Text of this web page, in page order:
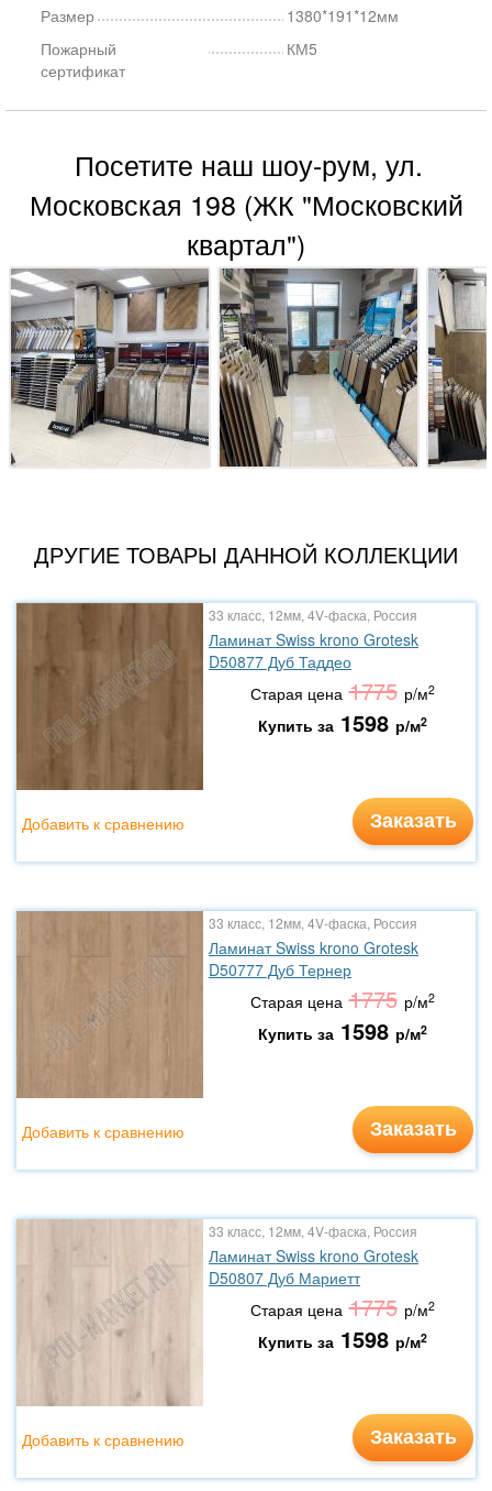
Размер
1380*191*12мм
Пожарный
сертификат
КМ5
Посетите наш шоу-рум, ул.
Московская 198 (ЖК "Московский
квартал")
ДРУГИЕ ТОВАРЫ ДАННОЙ КОЛЛЕКЦИИ
33 класс, 12мм, 4V-фаска, Россия
Ламинат Swiss krono Grotesk
D50877 Дуб Таддео
Старая цена 1775 р/м2
Купить за 1598 р/м2
Заказать
Добавить к сравнению
33 класс, 12мм, 4V-фаска, Россия
Ламинат Swiss krono Grotesk
D50777 Дуб Тернер
Старая цена 1775 р/м2
Купить за 1598 р/м2
Заказать
Добавить к сравнению
33 класс, 12мм, 4V-фаска, Россия
Ламинат Swiss krono Grotesk
D50807 Дуб Мариетт
Старая цена 1775 р/м2
Купить за 1598 р/м2
Заказать
Добавить к сравнению